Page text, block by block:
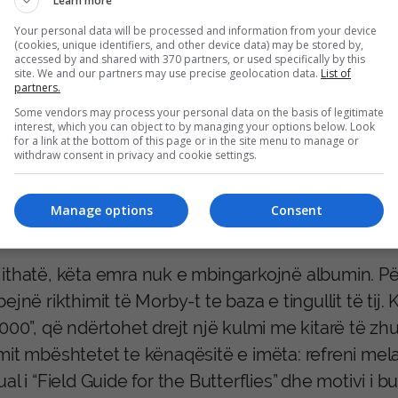
pasurohet edhe nga prania e Justin Vernon të
si dhe nga Lucinda Williams, që sjell një
nga kontributi spoken-word i Bruce
marrin pjesë gjithashtu muzikantë nga
dhe Perfume Genius.
këta emra nuk e mbingarkojnë albumin.
rikthimit të Morby-t te baza e tingullit të tij.
që ndërtohet drejt një kulmi me kitarë të
mbështetet te kënaqësitë e imëta: refreni
i “Field Guide for the Butterflies” dhe motivi i
Your personal data will be processed and information from your device
(cookies, unique identifiers, and other device data) may be stored by,
accessed by and shared with 370 partners, or used specifically by this
site. We and our partners may use precise geolocation data. List of
partners.
Some vendors may process your personal data on the basis of legitimate
interest, which you can object to by managing your options below. Look
for a link at the bottom of this page or in the site menu to manage or
withdraw consent in privacy and cookie settings.
Consent
Manage options